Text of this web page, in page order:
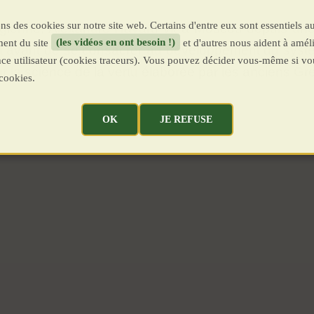
Alexandre Havard vit à Moscou depuis
avant de se consacrer au développement du
la science de la vertu élaborée par les anciens
des cookies sur notre site web. Certains d'entre eux sont essentiels au
du site
(les vidéos en ont besoin !)
et d'autres nous aident à
utilisateur (cookies traceurs). Vous pouvez décider vous-même si
OK JE REFUSE